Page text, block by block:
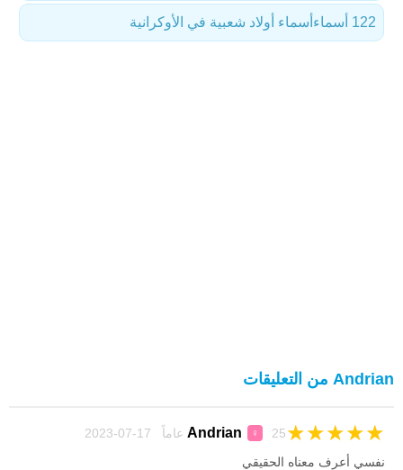
أسماء أولاد شعبية في الأوكرانية 122 أسماء
Andrian من التعليقات
Andrian ♀ 25 عاماً 17-07-2023 ★
★
★
★
★
نفسي أعرف معناه الحقيقي